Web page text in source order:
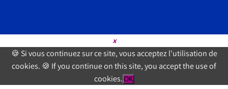
×
🍪 Si vous continuez sur ce site, vous acceptez l'utilisation de
cookies. 🍪 If you continue on this site, you accept the use of
cookies. OK